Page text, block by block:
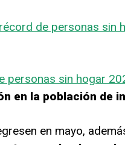
de personas sin
personas sin hogar
en la población de
en mayo,